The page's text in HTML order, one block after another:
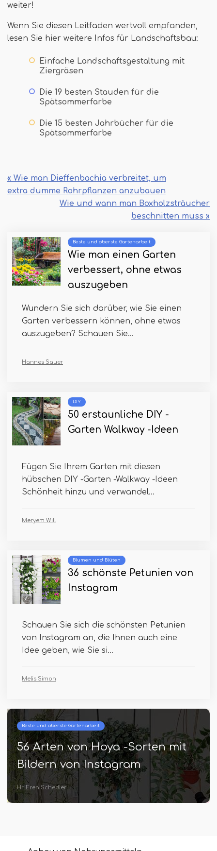
weiter!
Wenn Sie diesen Leitfaden wertvoll empfanden,
lesen Sie hier weitere Infos für Landschaftsbau:
Einfache Landschaftsgestaltung mit
Ziergräsen
Die 19 besten Stauden für die
Spätsommerfarbe
Die 15 besten Jahrbücher für die
Spätsommerfarbe
« Wie man Dieffenbachia verbreitet, um
extra dumme Rohrpflanzen anzubauen
Wie und wann man Boxholzsträucher
beschnitten muss »
Beste und oberste Gartenarbeit
Wie man einen Garten
verbessert, ohne etwas
auszugeben
Wundern Sie sich darüber, wie Sie einen
Garten verbessern können, ohne etwas
auszugeben? Schauen Sie...
Hannes Sauer
DIY
50 erstaunliche DIY -
Garten Walkway -Ideen
Fügen Sie Ihrem Garten mit diesen
hübschen DIY -Garten -Walkway -Ideen
Schönheit hinzu und verwandel...
Meryem Will
Blumen und Blüten
36 schönste Petunien von
Instagram
Schauen Sie sich die schönsten Petunien
von Instagram an, die Ihnen auch eine
Idee geben, wie Sie si...
Melis Simon
Beste und oberste Gartenarbeit
56 Arten von Hoya -Sorten mit
Bildern von Instagram
Hr. Eren Schedler